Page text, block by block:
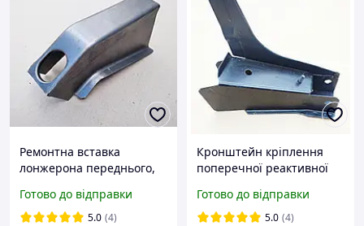
Ремонтна вставка
лонжерона переднього,
2106,2107, з'єднувач із
підлогою, хоботок
Готово до відправки
5.0 (4)
Кронштейн кріплення
поперечної реактивної
2102,2103, 2104, 2105,
2106, 2107 ,ПІДСИЛЕНИЙ
Готово до відправки
5.0 (4)